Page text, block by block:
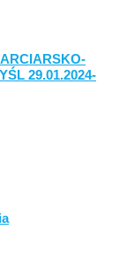
29.01.2024-